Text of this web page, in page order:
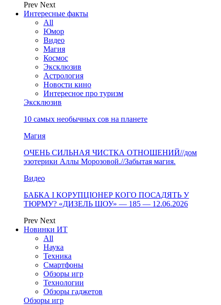
Prev Next
Интересные факты
All
Юмор
Видео
Магия
Космос
Эксклюзив
Астрология
Новости кино
Интересное про туризм
Эксклюзив
10 самых необычных сов на планете
Магия
ОЧЕНЬ СИЛЬНАЯ ЧИСТКА ОТНОШЕНИЙ//дом
эзотерики Аллы Морозовой.//Забытая магия.
Видео
БАБКА І КОРУПЦІОНЕР КОГО ПОСАДЯТЬ У
ТЮРМУ? «ДИЗЕЛЬ ШОУ» — 185 — 12.06.2026
Prev Next
Новинки ИТ
All
Наука
Техника
Смартфоны
Обзоры игр
Технологии
Обзоры гаджетов
Обзоры игр